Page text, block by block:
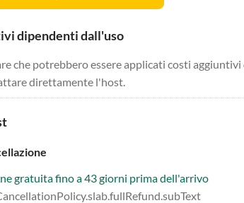
dipendenti dall'uso
che potrebbero essere applicati costi
direttamente l'host.
gratuita fino a 43 giorni prima dell'arrivo